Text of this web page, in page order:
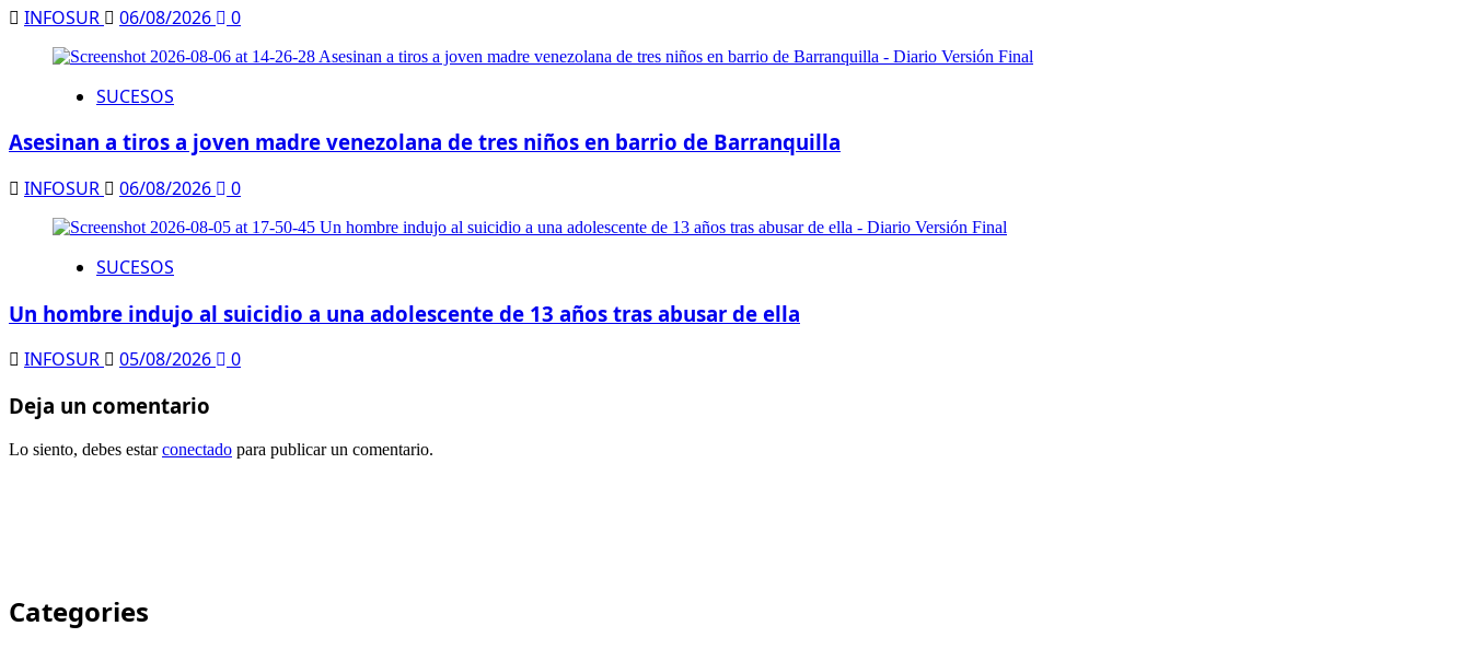
INFOSUR 06/08/2026 0
SUCESOS
Asesinan a tiros a joven madre venezolana de tres niños en barrio de Barranquilla
INFOSUR 06/08/2026 0
SUCESOS
Un hombre indujo al suicidio a una adolescente de 13 años tras abusar de ella
INFOSUR 05/08/2026 0
Deja un comentario
Lo siento, debes estarconectado para publicar un comentario.
Categories